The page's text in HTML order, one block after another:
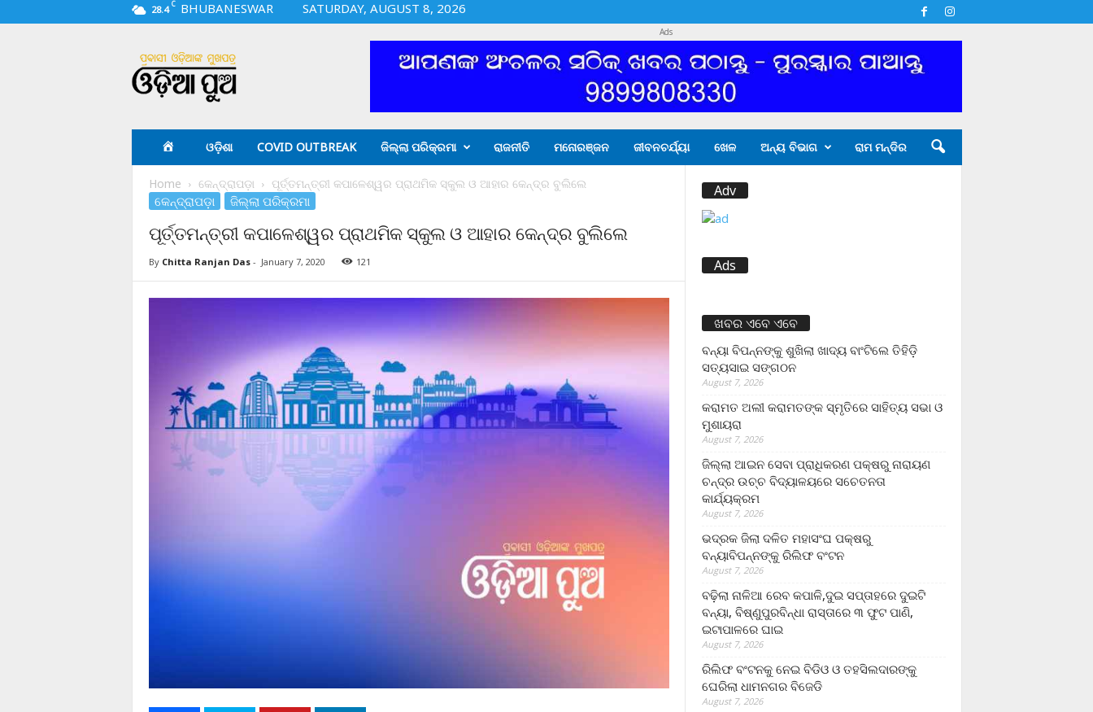
28.4 C BHUBANESWAR
SATURDAY, AUGUST 8, 2026
i
a
Ads
ଓଡ଼ିଶା COVID OUTBREAK ଜିଲ୍ଲା ପରିକ୍ରମା ରାଜନୀତି ମନୋରଞ୍ଜନ ଜୀବନଚର୍ଯ୍ୟା ଖେଳ ଅନ୍ୟ ବିଭାଗ ରାମ ମନ୍ଦିର
Home କେନ୍ଦ୍ରାପଡ଼ା ପୂର୍ତ୍ତମନ୍ତ୍ରୀ କପାଳେଶ୍ୱର ପ୍ରାଥମିକ ସ୍କୁଲ ଓ ଆହାର କେନ୍ଦ୍ର ବୁଲିଲେ
କେନ୍ଦ୍ରାପଡ଼ା ଜିଲ୍ଲା ପରିକ୍ରମା
ପୂର୍ତ୍ତମନ୍ତ୍ରୀ କପାଳେଶ୍ୱର ପ୍ରାଥମିକ ସ୍କୁଲ ଓ ଆହାର କେନ୍ଦ୍ର ବୁଲିଲେ
By Chitta Ranjan Das- January 7, 2020 121
Adv
Ads
ଖବର ଏବେ ଏବେ
ବନ୍ୟା ବିପନ୍ନଙ୍କୁ ଶୁଖିଲା ଖାଦ୍ୟ ବାଂଟିଲେ ତିହିଡି଼
ସତ୍ୟସାଇ ସଙ୍ଗଠନ
August 7, 2026
କରାମତ ଅଲୀ କରାମତଙ୍କ ସ୍ମୃତିରେ ସାହିତ୍ୟ ସଭା ଓ
ମୁଶାୟରା
August 7, 2026
ଜିଲ୍ଲା ଆଇନ ସେବା ପ୍ରାଧିକରଣ ପକ୍ଷରୁ ନାରାୟଣ
ଚନ୍ଦ୍ର ଉଚ୍ଚ ବିଦ୍ୟାଳୟରେ ସଚେତନତା
କାର୍ଯ୍ୟକ୍ରମ
August 7, 2026
ଭଦ୍ରକ ଜିଲା ଦଳିତ ମହାସଂଘ ପକ୍ଷରୁ
ବନ୍ୟାବିପନ୍ନଙ୍କୁ ରିଲିଫ ବଂଟନ
August 7, 2026
ବଢ଼ିଲା ନାଳିଆ ରେବ କପାଳି,ଦୁଇ ସପ୍ତାହରେ ଦୁଇଟି
ବନ୍ୟା, ବିଷ୍ଣୁପୁରବିନ୍ଧା ରାସ୍ତାରେ ୩ ଫୁଟ ପାଣି,
ଇଟାପାଳରେ ଘାଇ
August 7, 2026
ରିଲିଫ ବଂଟନକୁ ନେଇ ବିଡିଓ ଓ ତହସିଲଦାରଙ୍କୁ
ଘେରିଲା ଧାମନଗର ବିଜେଡି
August 7, 2026